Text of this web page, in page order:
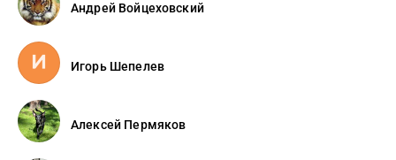
Андрей Войцеховский
Игорь Шепелев
Алексей Пермяков